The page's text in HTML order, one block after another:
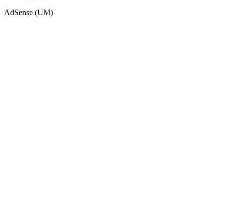
AdSense (UM)